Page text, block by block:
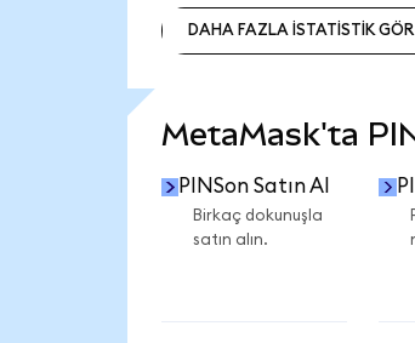
DAHA FAZLA İSTATİSTİK GÖR
MetaMask'ta
PINSon Satın Al
Birkaç dokunuşla
satın alın.